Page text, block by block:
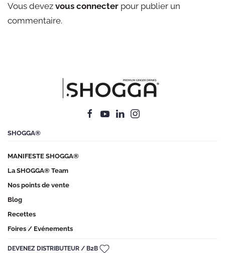
Vous devez vous connecter pour publier un
commentaire.
SHOGGA®
MANIFESTE SHOGGA®
La SHOGGA® Team
Nos points de vente
Blog
Recettes
Foires / Evénements
DEVENEZ DISTRIBUTEUR / B2B